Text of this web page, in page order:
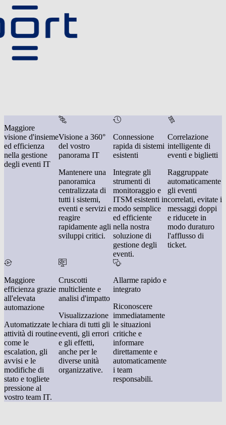
Maggiore
visione d'insieme
ed efficienza
nella gestione
degli eventi IT
Visione a 360°
del vostro
panorama IT
Mantenere una
panoramica
centralizzata di
tutti i sistemi,
eventi e servizi e
reagire
rapidamente agli
sviluppi critici.
Connessione
rapida di sistemi
esistenti
Integrate gli
strumenti di
monitoraggio e
ITSM esistenti in
modo semplice
ed efficiente
nella nostra
soluzione di
gestione degli
eventi.
Correlazione
intelligente di
eventi e biglietti
Raggruppate
automaticamente
gli eventi
correlati, evitate i
messaggi doppi
e riducete in
modo duraturo
l'afflusso di
ticket.
Maggiore
efficienza grazie
all'elevata
automazione
Automatizzate le
attività di routine
come le
escalation, gli
avvisi e le
modifiche di
stato e togliete
pressione al
vostro team IT.
Cruscotti
multicliente e
analisi d'impatto
Visualizzazione
chiara di tutti gli
eventi, gli errori
e gli effetti,
anche per le
diverse unità
organizzative.
Allarme rapido e
integrato
Riconoscere
immediatamente
le situazioni
critiche e
informare
direttamente e
automaticamente
i team
responsabili.